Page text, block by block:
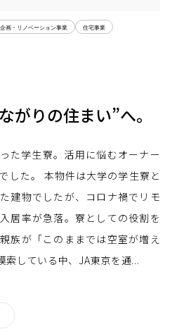
企画・リノベーション事業 住宅事業
がりの住まい”へ。
た学生寮。活用に悩むオーナー
した。 本物件は大学の学生寮と
建物でしたが、コロナ禍でリモ
居率が急落。寮としての役割を
族が「このままでは空室が増え
索している中、JA東京を通...